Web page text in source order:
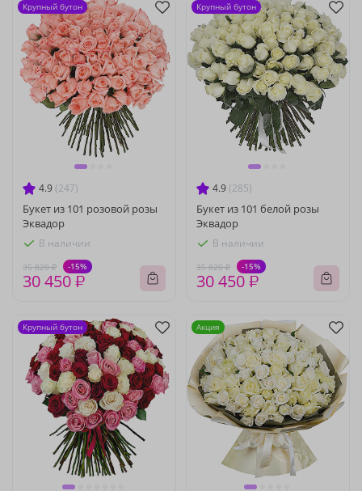
4.9 (247)
Букет из 101 розовой розы
Эквадор
В наличии
35 820 ₽ -15%
30 450 ₽
Крупный бутон
4.9 (285)
Букет из 101 белой розы
Эквадор
В наличии
35 820 ₽ -15%
30 450 ₽
Крупный бутон
Крупный бутон Акция